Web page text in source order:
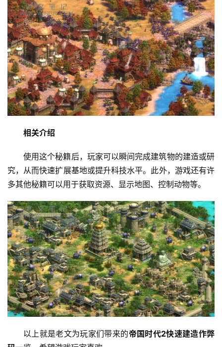
站
知
识
数
码
网
络
热
攻
略
知
识
问
答
在
工
登录
相关介绍
使用这个秘籍后，玩家可以瞬间完成建筑物的建造或研
究，从而快速扩展基地或提升科技水平。此外，游戏还有许
多其他秘籍可以用于获取资源、显示地图、控制动物等。
以上就是老文为玩家们带来的帝国时代2快速建造作弊